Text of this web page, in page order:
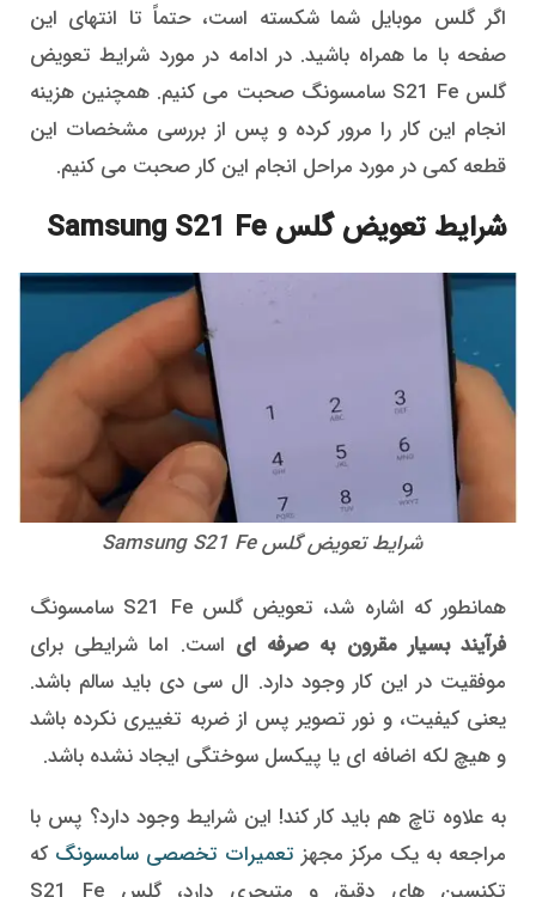
اگر گلس موبایل شما شکسته است، حتماً تا انتهای این
صفحه با ما همراه باشید. در ادامه در مورد شرایط تعویض
گلس S21 Fe سامسونگ صحبت می کنیم. همچنین هزینه
انجام این کار را مرور کرده و پس از بررسی مشخصات این
قطعه کمی در مورد مراحل انجام این کار صحبت می کنیم.
شرایط تعویض گلس Samsung S21 Fe
شرایط تعویض گلس Samsung S21 Fe
همانطور که اشاره شد، تعویض گلس S21 Fe سامسونگ
فرآیند بسیار مقرون به صرفه ای است. اما شرایطی برای
موفقیت در این کار وجود دارد. ال سی دی باید سالم باشد.
یعنی کیفیت، و نور تصویر پس از ضربه تغییری نکرده باشد
و هیچ لکه اضافه ای یا پیکسل سوختگی ایجاد نشده باشد.
به علاوه تاچ هم باید کار کند! این شرایط وجود دارد؟ پس با
مراجعه به یک مرکز مجهز تعمیرات تخصصی سامسونگ که